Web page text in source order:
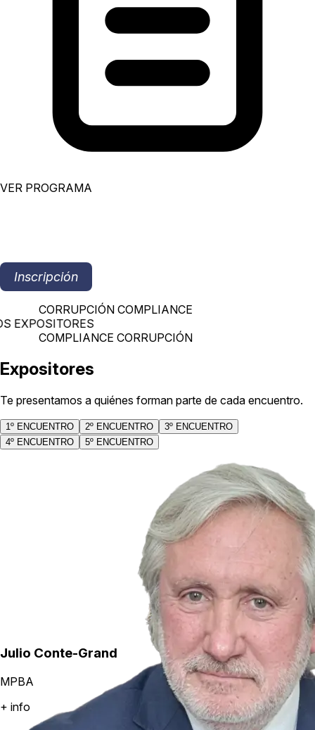
VER PROGRAMA
Inscripción
CORRUPCIÓN COMPLIANCE
EXPOSITORES
COMPLIANCE CORRUPCIÓN
Expositores
Te presentamos a quiénes forman parte de cada encuentro.
1º ENCUENTRO 2º ENCUENTRO
3º ENCUENTRO
4º ENCUENTRO
5º ENCUENTRO
Julio Conte-Grand
MPBA
+ info